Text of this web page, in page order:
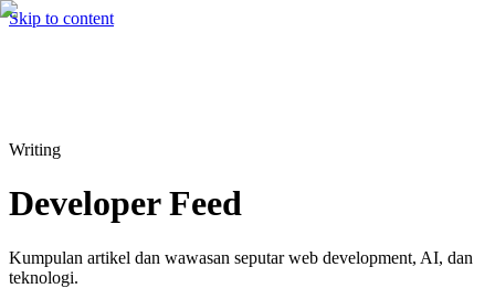
Skip to content
Cari⌘K Hire me
Writing
Developer Feed
Kumpulan artikel dan wawasan seputar web development, AI, dan
teknologi.